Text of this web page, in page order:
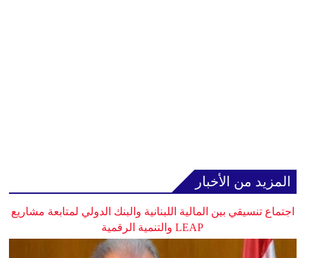
المزيد من الأخبار
اجتماع تنسيقي بين المالية اللبنانية والبنك الدولي لمتابعة مشاريع
LEAP والتنمية الرقمية